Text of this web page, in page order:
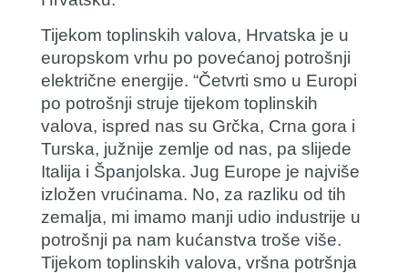
Tijekom toplinskih valova, Hrvatska je u
europskom vrhu po povećanoj potrošnji
električne energije. “Četvrti smo u Europi
po potrošnji struje tijekom toplinskih
valova, ispred nas su Grčka, Crna gora i
Turska, južnije zemlje od nas, pa slijede
Italija i Španjolska. Jug Europe je najviše
izložen vrućinama. No, za razliku od tih
zemalja, mi imamo manji udio industrije u
potrošnji pa nam kućanstva troše više.
Tijekom toplinskih valova, vršna potršnja